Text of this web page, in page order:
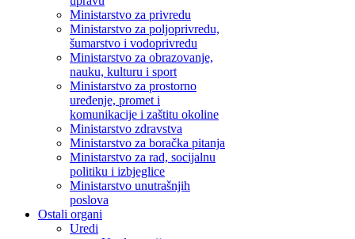
Ministarstvo za privredu
Ministarstvo za poljoprivredu,
šumarstvo i vodoprivredu
Ministarstvo za obrazovanje,
nauku, kulturu i sport
Ministarstvo za prostorno
uređenje, promet i
komunikacije i zaštitu okoline
Ministarstvo zdravstva
Ministarstvo za boračka pitanja
Ministarstvo za rad, socijalnu
politiku i izbjeglice
Ministarstvo unutrašnjih
poslova
Ostali organi
Uredi